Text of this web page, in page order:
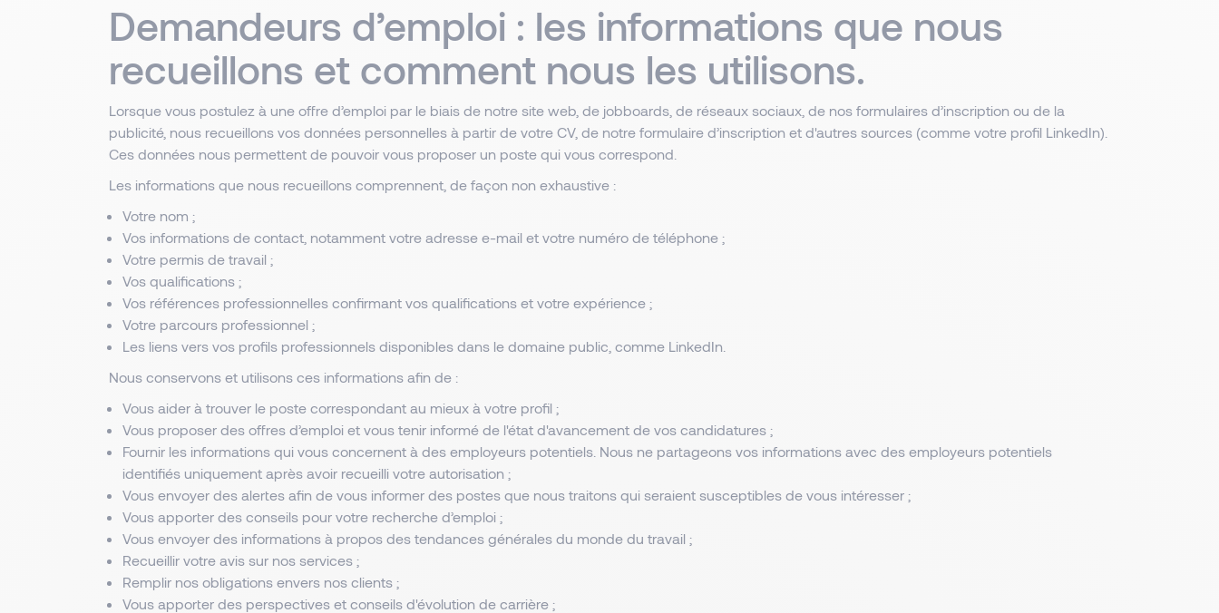
Demandeurs d’emploi : les informations que nous
recueillons et comment nous les utilisons.
Lorsque vous postulez à une offre d’emploi par le biais de notre site web, de jobboards, de réseaux sociaux, de nos formulaires d’inscription ou de la
publicité, nous recueillons vos données personnelles à partir de votre CV, de notre formulaire d’inscription et d'autres sources (comme votre profil LinkedIn).
Ces données nous permettent de pouvoir vous proposer un poste qui vous correspond.
Les informations que nous recueillons comprennent, de façon non exhaustive :
Votre nom ;
Vos informations de contact, notamment votre adresse e-mail et votre numéro de téléphone ;
Votre permis de travail ;
Vos qualifications ;
Vos références professionnelles confirmant vos qualifications et votre expérience ;
Votre parcours professionnel ;
Les liens vers vos profils professionnels disponibles dans le domaine public, comme LinkedIn.
Nous conservons et utilisons ces informations afin de :
Vous aider à trouver le poste correspondant au mieux à votre profil ;
Vous proposer des offres d’emploi et vous tenir informé de l'état d'avancement de vos candidatures ;
Fournir les informations qui vous concernent à des employeurs potentiels. Nous ne partageons vos informations avec des employeurs potentiels
identifiés uniquement après avoir recueilli votre autorisation ;
Vous envoyer des alertes afin de vous informer des postes que nous traitons qui seraient susceptibles de vous intéresser ;
Vous apporter des conseils pour votre recherche d’emploi ;
Vous envoyer des informations à propos des tendances générales du monde du travail ;
Recueillir votre avis sur nos services ;
Remplir nos obligations envers nos clients ;
Vous apporter des perspectives et conseils d'évolution de carrière ;